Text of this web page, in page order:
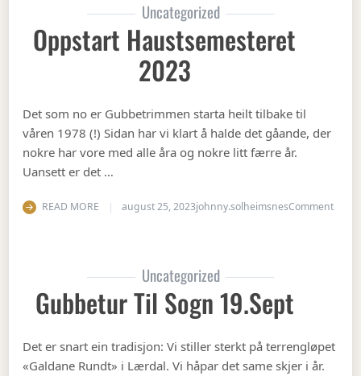
Uncategorized
Oppstart Haustsemesteret
2023
Det som no er Gubbetrimmen starta heilt tilbake til
våren 1978 (!) Sidan har vi klart å halde det gåande, der
nokre har vore med alle åra og nokre litt færre år.
Uansett er det …
READ MORE august 25, 2023johnny.solheimsnesCommenton
Uncategorized
Gubbetur Til Sogn 19.sept
Det er snart ein tradisjon: Vi stiller sterkt på terrengløpet
«Galdane Rundt» i Lærdal. Vi håpar det same skjer i år.